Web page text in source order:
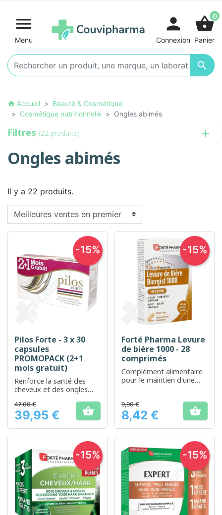

Menu

person
Connexion
shopping_basket0
Panier
home Accueil
Beauté & Cosmétique
Cosmétique nutritionnelle
Ongles abimés
Filtres (22 produits)
Ongles abimés
Il y a 22 produits.
Pilos Forte - 3 x 30
capsules
PROMOPACK (2+1
mois gratuit)
Renforce la santé des
cheveux et des ongles
nutritive complète
Prix
47,00 €
39,95 € 
-15%
Forté Pharma Levure
de bière 1000 - 28
comprimés
Complément alimentaire
pour le maintien d'une
Prix
9,90 €
8,42 € 
-15%
-15% -15%